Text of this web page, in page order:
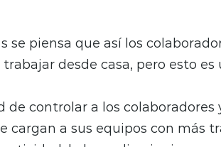
se piensa que así los
desde casa, pero esto es
controlar a los colaboradores
cargan a sus equipos con más